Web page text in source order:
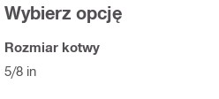
Wybierz opcję
Rozmiar kotwy
5/8 in